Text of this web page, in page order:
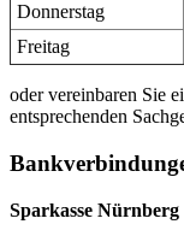
Donnerstag
Freitag
oder vereinbaren Sie
entsprechenden
Sparkasse Nürnberg